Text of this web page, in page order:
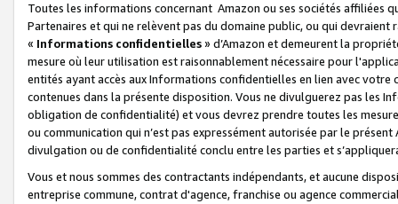
Toutes les informations concernant Amazon ou ses sociétés affiliées
Partenaires et qui ne relèvent pas du domaine public, ou qui
« Informations confidentielles» d’Amazon et demeurent la
mesure où leur utilisation est raisonnablement nécessaire pour
entités ayant accès aux Informations confidentielles en lien avec
contenues dans la présente disposition. Vous ne divulguerez pas les
obligation de confidentialité) et vous devrez prendre toutes les
ou communication qui n’est pas expressément autorisée par le
divulgation ou de confidentialité conclu entre les parties et
Vous et nous sommes des contractants indépendants, et aucune
entreprise commune, contrat d'agence, franchise ou agence